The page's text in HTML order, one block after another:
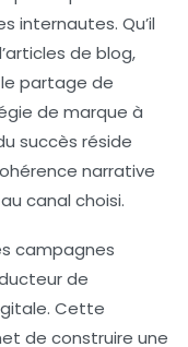
internautes. Qu’il
de blog,
partage de
de marque à
succès réside
narrative
canal choisi.
campagnes
de
Cette
de construire une